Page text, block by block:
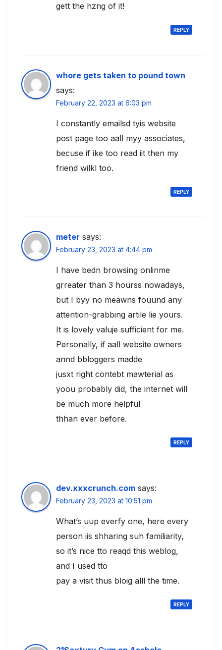
gett the hzng of it!
REPLY
whore gets taken to pound town
says:
February 22, 2023 at 6:03 pm
I constantly emailsd tyis website
post page too aall myy associates,
becuse if ike too read iit then my
friend wilkl too.
REPLY
meter says:
February 23, 2023 at 4:44 pm
I have bedn browsing onlinme
grreater than 3 hourss nowadays,
but I byy no meawns fouund any
attention-grabbing artile lie yours.
It is lovely valuje sufficient for me.
Personally, if aall website owners
annd bbloggers madde
jusxt right contebt mawterial as
yoou probably did, the internet will
be much more helpful
thhan ever before.
REPLY
dev.xxxcrunch.com says:
February 23, 2023 at 10:51 pm
What’s uup everfy one, here every
person iis shharing suh familiarity,
so it’s nice tto reaqd this weblog,
and I used tto
pay a visit thus bloig alll the time.
REPLY